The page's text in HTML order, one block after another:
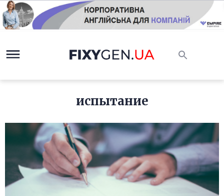
испытание